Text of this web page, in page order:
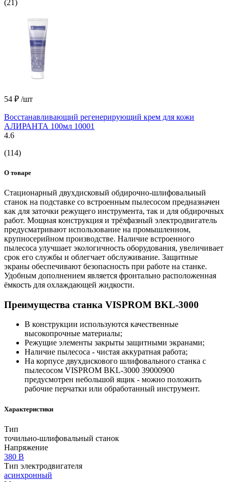
(21)
54 ₽ /шт
Восстанавливающий регенерирующий крем для кожи
АЛИРАНТА 100мл 10001
4.6
(114)
О товаре
Стационарный двухдисковый обдирочно-шлифовальный
станок на подставке со встроенным пылесосом предназначен
как для заточки режущего инструмента, так и для обдирочных
работ. Мощная конструкция и трёхфазный электродвигатель
предусматривают использование на промышленном,
крупносерийном производстве. Наличие встроенного
пылесоса улучшает экологичность оборудования, увеличивает
срок его службы и облегчает обслуживание. Защитные
экраны обеспечивают безопасность при работе на станке.
Удобным дополнением является фронтально расположенная
ёмкость для охлаждающей жидкости.
Преимущества станка VISPROM BKL-3000
В конструкции используются качественные
высокопрочные материалы;
Режущие элементы закрыты защитными экранами;
Наличие пылесоса - чистая аккуратная работа;
На корпусе двухдискового шлифовального станка с
пылесосом VISPROM BKL-3000 39000900
предусмотрен небольшой ящик - можно положить
рабочие перчатки или обработанный инструмент.
Характеристики
Тип
точильно-шлифовальный станок
Напряжение
380 В
Тип электродвигателя
асинхронный